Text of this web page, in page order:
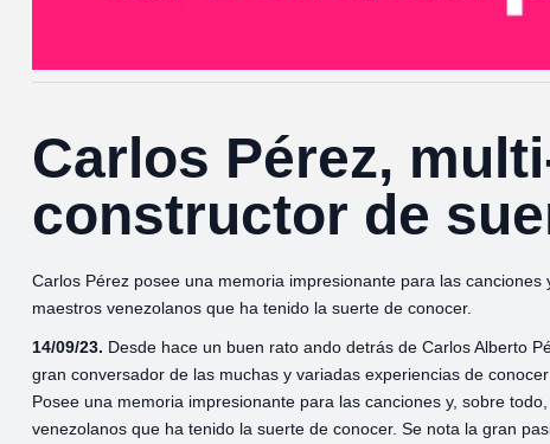
Carlos Pérez,
constructor de
Carlos Pérez posee una memoria impresionante para las
maestros venezolanos que ha tenido la suerte de conocer.
14/09/23. Desde hace un buen rato ando detrás de Carlos Alberto
gran conversador de las muchas y variadas experiencias de
Posee una memoria impresionante para las canciones y, sobre
venezolanos que ha tenido la suerte de conocer. Se nota la gran